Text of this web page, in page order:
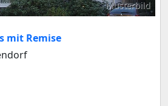
Musterbild
mit Remise